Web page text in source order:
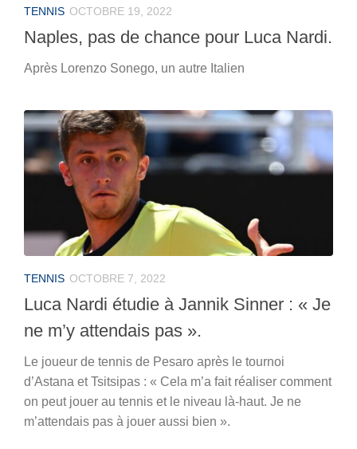
TENNIS OCTOBRE 19, 2022
Naples, pas de chance pour Luca Nardi.
Après Lorenzo Sonego, un autre Italien
TENNIS OCTOBRE 7, 2022
Luca Nardi étudie à Jannik Sinner : « Je
ne m’y attendais pas ».
Le joueur de tennis de Pesaro après le tournoi
d’Astana et Tsitsipas : « Cela m’a fait réaliser comment
on peut jouer au tennis et le niveau là-haut. Je ne
m’attendais pas à jouer aussi bien ».